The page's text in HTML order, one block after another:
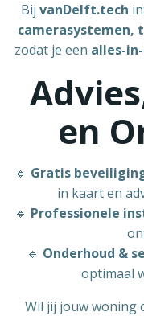
Bij vanDelft.tech
camerasystemen,
zodat je een alles-
en
🔹 Gratis
in kaart en
🔹 Professionele
🔹 Onderhoud &
optimaal
Wil jij jouw woning